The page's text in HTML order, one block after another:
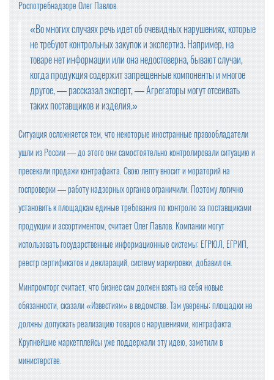
Роспотребнадзоре Олег Павлов.
«Во многих случаях речь идет об очевидных нарушениях, которые
не требуют контрольных закупок и экспертиз. Например, на
товаре нет информации или она недостоверна, бывают случаи,
когда продукция содержит запрещенные компоненты и многое
другое, — рассказал эксперт, — Агрегаторы могут отсеивать
таких поставщиков и изделия.»
Ситуация осложняется тем, что некоторые иностранные правообладатели
ушли из России — до этого они самостоятельно контролировали ситуацию и
пресекали продажи контрафакта. Свою лепту вносит и мораторий на
госпроверки — работу надзорных органов ограничили. Поэтому логично
установить к площадкам единые требования по контролю за поставщиками
продукции и ассортиментом, считает Олег Павлов. Компании могут
использовать государственные информационные системы: ЕГРЮЛ, ЕГРИП,
реестр сертификатов и деклараций, систему маркировки, добавил он.
Минпромторг считает, что бизнес сам должен взять на себя новые
обязанности, сказали «Известиям» в ведомстве. Там уверены: площадки не
должны допускать реализацию товаров с нарушениями, контрафакта.
Крупнейшие маркетплейсы уже поддержали эту идею, заметили в
министерстве.